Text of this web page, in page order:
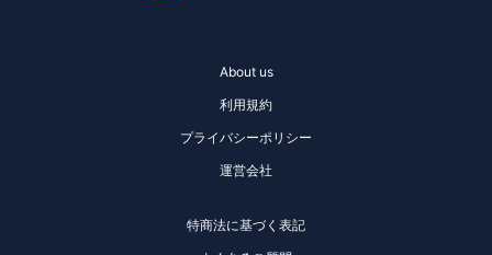
About us
利用規約
プライバシーポリシー
運営会社
特商法に基づく表記